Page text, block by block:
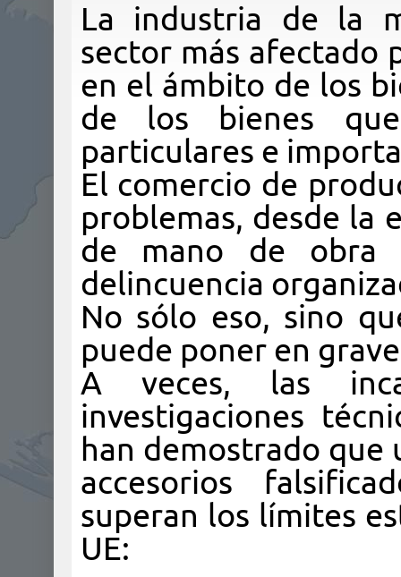
La industria de la
sector más afectado
en el ámbito de los
de los bienes
particulares e
El comercio de
problemas, desde la
de mano de obra
delincuencia
No sólo eso, sino
puede poner en
A veces, las
investigaciones
han demostrado que
accesorios
superan los límites
UE: